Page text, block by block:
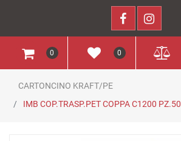
0 0
CARTONCINO KRAFT/PE
IMB COP.TRASP.PET COPPA C1200 PZ.50